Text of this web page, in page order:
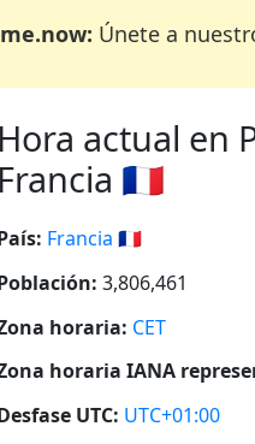
Únete a
Hora actual en
Francia 🇫🇷
Francia 🇫🇷
3,806,461
horaria: CET
horaria IANA
UTC: UTC+01:00